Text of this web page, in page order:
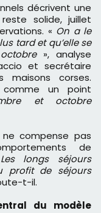
décrivent une
solide, juillet
« On a le
tard et qu’elle se
», analyse
et secrétaire
maisons corses.
comme un point
et octobre
compense pas
de
longs séjours
profit de séjours
t-il.
du modèle